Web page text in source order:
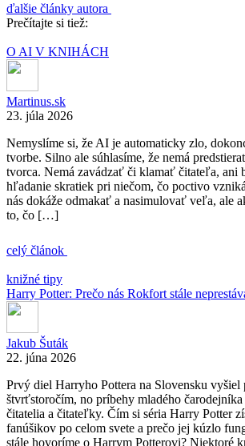
ďalšie články autora
Prečítajte si tiež:
O AI V KNIHÁCH
Martinus.sk
23. júla 2026
Nemyslíme si, že AI je automaticky zlo,
tvorbe. Silno ale súhlasíme, že nemá
tvorca. Nemá zavádzať či klamať čitateľa, ani
hľadanie skratiek pri niečom, čo poctivo
nás dokáže odmakať a nasimulovať veľa, ale
to, čo […]
celý článok
knižné tipy
Harry Potter: Prečo nás Rokfort stále
Jakub Šuták
22. júna 2026
Prvý diel Harryho Pottera na Slovensku vyšiel
štvrťstoročím, no príbehy mladého
čitatelia a čitateľky. Čím si séria Harry Potter
fanúšikov po celom svete a prečo jej kúzlo
stále hovoríme o Harrym Potterovi? Niektoré